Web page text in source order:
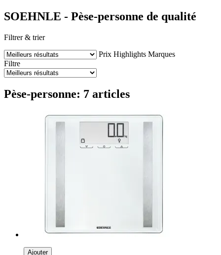
SOEHNLE - Pèse-personne de qualité
Filtrer & trier
Prix Highlights Marques
Filtre
Pèse-personne: 7 articles
Ajouter